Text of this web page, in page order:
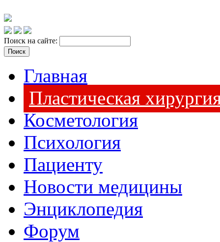
Поиск на сайте:
Главная
Пластическая
Косметология
Психология
Пациенту
Новости медицины
Энциклопедия
Форум